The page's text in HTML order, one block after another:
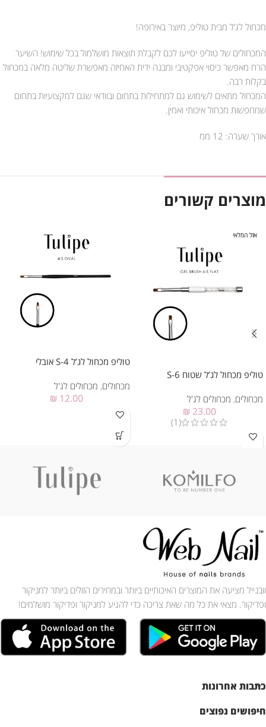
מכחול לג’ל מבית טוליפ, מיוצר באירופה!
המכחולים של טוליפ יסייעו לכם לקבלת תוצאות מושלמול בכל שימוש! השיער
הרח מאפשר כיסוי אפקטיבי ומבנה ידית האחיזה מאפשרת שליטה מלאה במכחול
בקלות רבה.
המכחול מתאים לשימוש גם למתחילות בתחום ובוודאי שגם למקצועיות בתחום
שמחפשות מכחול איכותי ואמין.
אורך שערה: 12 ממ
מוצרים קשורים
אזל המלאי
טוליפ מכחול לג’ל שטוח 6-S
מכחולים, מכחולים לג'ל
₪ 23.00
(1)
טוליפ מכחול לג’ל 4-S אובלי
מכחולים, מכחולים לג'ל
₪ 12.00
וובנייל מציעה את המוצרים האיכותיים ביותר ובמחירים הזולים ביותר למניקור
ופדיקור. מצאי את כל מה שאת צריכה כדי להגיע למניקור ופדיקור מושלמים!
כתבות אחרונות
חיפושים נפוצים